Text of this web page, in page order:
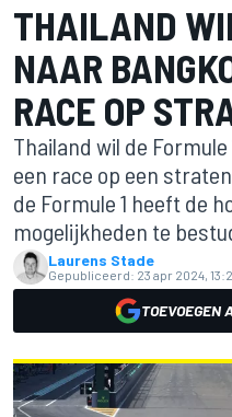
THAILAND
NAAR
RACE OP
Thailand wil de
een race op een
de Formule 1 heeft de
mogelijkheden te
Laurens Stade
Gepubliceerd: 23 apr 2024,
TOEVOEGEN